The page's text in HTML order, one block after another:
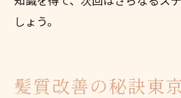
しょう。
髪質改善の秘訣東